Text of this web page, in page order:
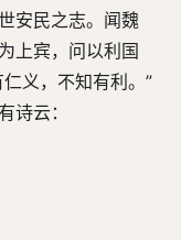
安民之志。闻魏
上宾，问以利国
义，不知有利。”
诗云：